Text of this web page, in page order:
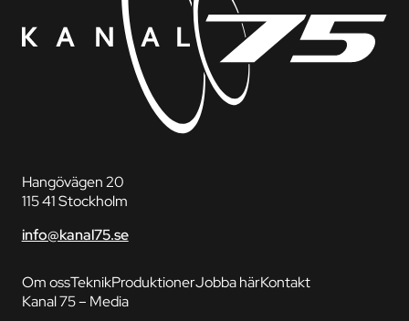
Hangövägen 20
115 41 Stockholm
info@kanal75.se
Om ossTeknikProduktionerJobba härKontakt
Kanal 75 – Media